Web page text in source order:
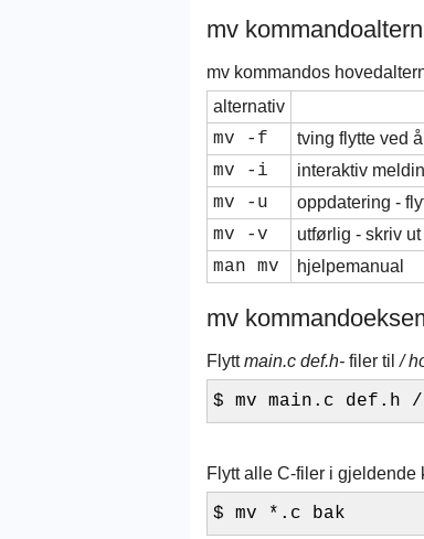
mv
mv kommandos
alternativ
mv -f tving flytte ved
mv -i interaktiv
mv -u oppdatering -
mv -v utførlig - skriv
man mv hjelpemanual
mv
Flyttmain.c def.h- filer til/
$ mv main.c def.h
Flytt alle C-filer i gjeldende
$ mv *.c bak